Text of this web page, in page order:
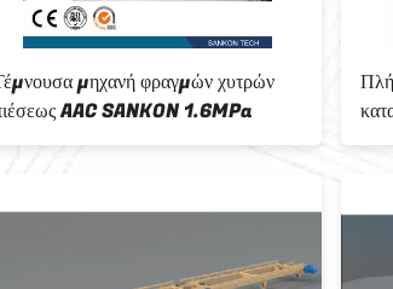
μηχανή φραγμών χυτρών
AAC SANKON 1.6MPa